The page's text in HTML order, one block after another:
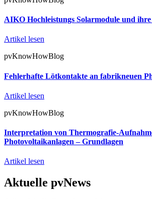
AIKO Hochleistungs Solarmodule und ihre
Artikel lesen
pvKnowHowBlog
Fehlerhafte Lötkontakte an fabrikneuen
Artikel lesen
pvKnowHowBlog
Interpretation von Thermografie-
Photovoltaikanlagen – Grundlagen
Artikel lesen
Aktuelle pvNews